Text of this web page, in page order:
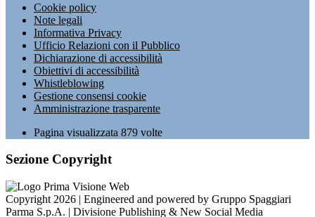
Cookie policy
Note legali
Informativa Privacy
Ufficio Relazioni con il Pubblico
Dichiarazione di accessibilità
Obiettivi di accessibilità
Whistleblowing
Gestione consensi cookie
Amministrazione trasparente
Pagina visualizzata 879 volte
Sezione Copyright
Copyright 2026 | Engineered and powered by Gruppo Spaggiari
Parma S.p.A. | Divisione Publishing & New Social Media